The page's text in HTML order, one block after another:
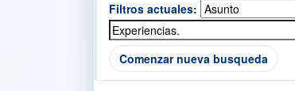
Filtros actuales:
Comenzar nueva busqueda